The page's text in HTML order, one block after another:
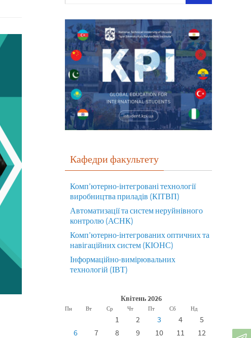
Кафедри факультету
Комп’ютерно-інтегровані технології
виробництва приладів (КІТВП)
Автоматизації та систем неруйнівного
контролю (АСНК)
Комп’ютерно-інтегрованих оптичних та
навігаційних систем (КІОНС)
Інформаційно-вимірювальних
технологій (ІВТ)
Квітень 2026
Пн Вт Ср Чт Пт Сб Нд
1 2 3 4
5
6
7 8 9 10 11
12